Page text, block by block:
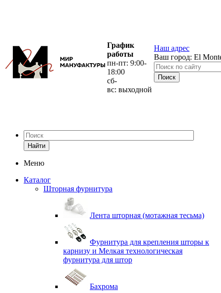
График
работы
пн-пт: 9:00-
18:00
сб-
вс: выходной
Наш адрес
Ваш город: El
Найти
Меню
Каталог
Шторная фурнитура
Лента шторная (мотажная тесьма)
Фурнитура для крепления шторы к
карнизу и Мелкая технологическая
фурнитура для штор
Бахрома